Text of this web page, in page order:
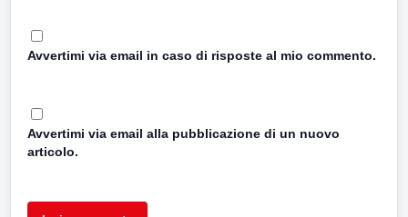
Avvertimi via email in caso di risposte al mio commento.
Avvertimi via email alla pubblicazione di un nuovo
articolo.